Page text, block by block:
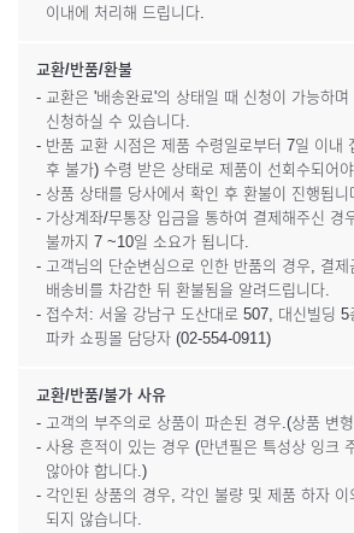
이내에 처리해 드립니다.
교환/반품/환불
- 교환은 '배송완료'의 상태일 때 신청이 가능하며
신청하실 수 있습니다.
- 반품 교환 시점은 제품 수령일로부터 7일 이내
후 불가) 수령 받은 상태로 제품이 선회수되어
- 상품 상태를 당사에서 확인 후 환불이 진행됩니
- 가상계좌/무통장 입금을 통하여 결제해주신 경
불까지 7 ~10일 소요가 됩니다.
- 고객님의 단순변심으로 인한 반품의 경우, 결제
배송비를 차감한 뒤 환불됨을 알려드립니다.
- 접수처: 서울 강남구 도산대로 507, 대신빌딩 5
파카 쇼핑몰 담당자 (02-554-0911)
교환/반품/불가 사유
- 고객의 부주의로 상품이 파손된 경우.(상품 변
- 사용 흔적이 있는 경우 (만년필은 특성상 잉크
않아야 합니다.)
- 각인된 상품의 경우, 각인 불량 및 제품 하자 이
되지 않습니다.